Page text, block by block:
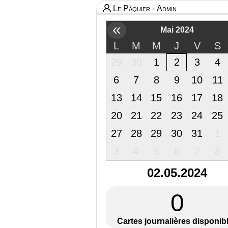
Le Pâquier - Admin
« Mai 2024
L M M J V
S
1 2 3
4
6
7 8 9 10
11
13
14 15 16 17
18
20
21 22 23 24
25
27
28 29 30 31
02.05.2024
0
Cartes journalières